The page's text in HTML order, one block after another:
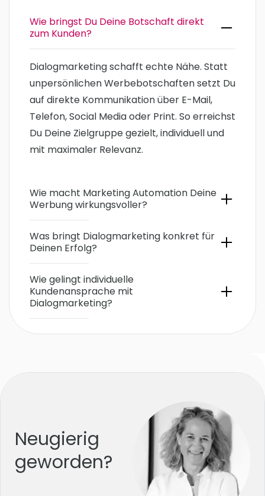
Wie bringst Du Deine Botschaft direkt
zum Kunden?
Dialogmarketing schafft echte Nähe. Statt
unpersönlichen Werbebotschaften setzt Du
auf direkte Kommunikation über E-Mail,
Telefon, Social Media oder Print. So erreichst
Du Deine Zielgruppe gezielt, individuell und
mit maximaler Relevanz.
Wie macht Marketing Automation Deine
Werbung wirkungsvoller?
Was bringt Dialogmarketing konkret für
Deinen Erfolg?
Wie gelingt individuelle
Kundenansprache mit
Dialogmarketing?
Neugierig
geworden?